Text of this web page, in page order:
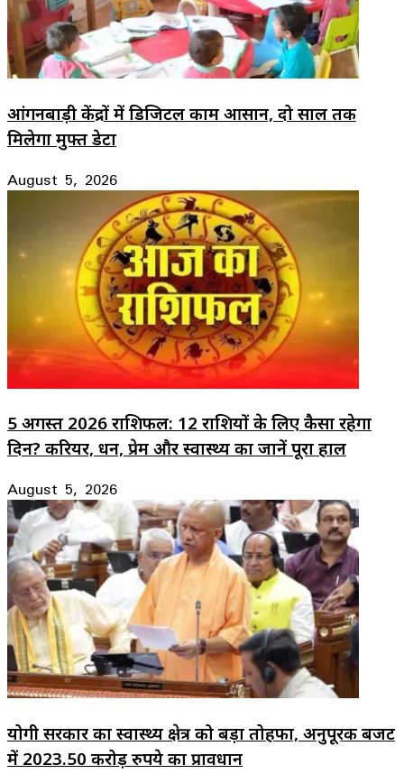
आंगनबाड़ी केंद्रों में डिजिटल काम आसान, दो साल तक
मिलेगा मुफ्त डेटा
August 5, 2026
5 अगस्त 2026 राशिफल: 12 राशियों के लिए कैसा रहेगा
दिन? करियर, धन, प्रेम और स्वास्थ्य का जानें पूरा हाल
August 5, 2026
योगी सरकार का स्वास्थ्य क्षेत्र को बड़ा तोहफा, अनुपूरक बजट
में 2023.50 करोड़ रुपये का प्रावधान